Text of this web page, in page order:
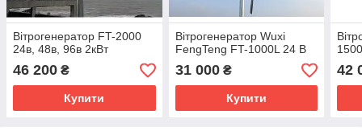
Вітрогенератор FT-2000
24в, 48в, 96в 2кВт
46 200 ₴
Купити
Вітрогенератор Wuxi
FengTeng FT-1000L 24 В
31 000₴
Купити
42